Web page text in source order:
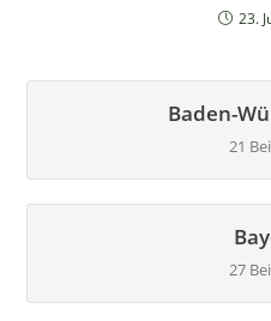
23.
Baden-
21
27